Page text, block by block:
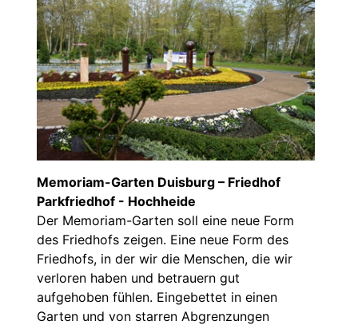
Memoriam-Garten Duisburg – Friedhof
Parkfriedhof - Hochheide
Der Memoriam-Garten soll eine neue Form
des Friedhofs zeigen. Eine neue Form des
Friedhofs, in der wir die Menschen, die wir
verloren haben und betrauern gut
aufgehoben fühlen. Eingebettet in einen
Garten und von starren Abgrenzungen